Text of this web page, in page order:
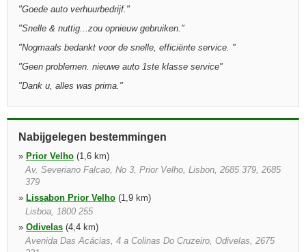
"Goede auto verhuurbedrijf. "
"Snelle & nuttig...zou opnieuw gebruiken. "
"Nogmaals bedankt voor de snelle, efficiënte service. "
"Geen problemen. nieuwe auto 1ste klasse service"
"Dank u, alles was prima. "
Nabijgelegen bestemmingen
» Prior Velho (1,6 km)
Av. Severiano Falcao, No 3, Prior Velho, Lisbon, 2685 379, 2685
379
» Lissabon Prior Velho (1,9 km)
Lisboa, 1800 255
» Odivelas (4,4 km)
Avenida Das Acácias, 4 a Colinas Do Cruzeiro, Odivelas, 2675